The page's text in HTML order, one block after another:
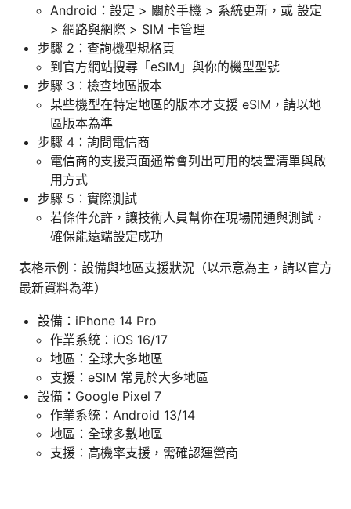
Android：設定 > 關於手機 > 系統更新，或 設定
> 網路與網際 > SIM 卡管理
步驟 2：查詢機型規格頁
到官方網站搜尋「eSIM」與你的機型型號
步驟 3：檢查地區版本
某些機型在特定地區的版本才支援 eSIM，請以地
區版本為準
步驟 4：詢問電信商
電信商的支援頁面通常會列出可用的裝置清單與啟
用方式
步驟 5：實際測試
若條件允許，讓技術人員幫你在現場開通與測試，
確保能遠端設定成功
表格示例：設備與地區支援狀況（以示意為主，請以官方
最新資料為準）
設備：iPhone 14 Pro
作業系統：iOS 16/17
地區：全球大多地區
支援：eSIM 常見於大多地區
設備：Google Pixel 7
作業系統：Android 13/14
地區：全球多數地區
支援：高機率支援，需確認運營商